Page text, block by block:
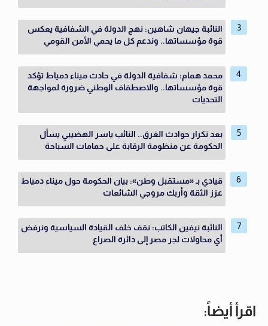
النائبة جيهان شاهين: نهج الدولة في الشفافية يعكس
قوة مؤسساتها.. وندعم كل ما يحمي الأمن القومي
محمد همام: شفافية الدولة في حادث ميناء دمياط تؤكد
قوة مؤسساتها.. والاصطفاف الوطني ضرورة لمواجهة
التحديات
بعد تكرار حوادث الغرق.. النائب ياسر الهضيبي يسأل
الحكومة عن منظومة الرقابة على حمامات السباحة
قيادي بـ «مستقبل وطن»: بيان الحكومة حول ميناء دمياط
عزز الثقة وأربك مروجي الشائعات
النائبة نيفين الكاتب: نقف خلف القيادة السياسية ونرفض
أي محاولات لجر مصر إلى دائرة الصراع
اقرأ أيضاً: